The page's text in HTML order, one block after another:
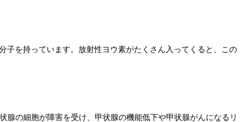
子を持っています。放射性ヨウ素がたくさん入ってくると、この
の細胞が障害を受け、甲状腺の機能低下や甲状腺がんになるリ